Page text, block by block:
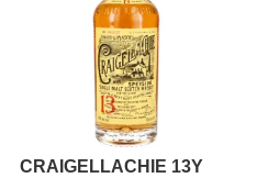
CRAIGELLACHIE 13Y